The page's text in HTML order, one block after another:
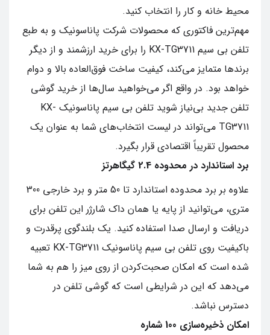
محیط خانه و کار را انتخاب کنید.
مهم‌ترین فاکتوری که محصولات شرکت پاناسونیک و به طبع
تلفن بی‌ سیم KX-TG3711 را برای خرید ارزشمند و از دیگر
برندها متمایز می‌کند، کیفیت ساخت فوق‌العاده بالا و دوام
خواهد بود. در واقع اگر می‌خواهید سال‌ها از خرید گوشی
تلفن جدید بی‌نیاز شوید تلفن بی‌ سیم پاناسونیک KX-
TG3711 می‌تواند در لیست انتخاب‌های شما به‌ عنوان یک
محصول تقریباً اقتصادی قرار بگیرد.
برد استاندارد در محدوده 2.4 گیگاهرتز
علاوه بر برد محدوده استاندارد تا 50 متر و برد خارجی 300
متری، می‌توانید از پایه یا همان داک شارژر این تلفن برای
دریافت و ارسال صدا استفاده کنید. یک بلندگوی پرقدرت و
باکیفیت روی تلفن بی‌ سیم پاناسونیک KX-TG3711 تعبیه
شده است که امکان صحبت‌کردن از روی میز را هم به شما
می‌دهد که این در شرایطی است که گوشی تلفن در
دسترس نباشد.
امکان ذخیره‌سازی 100 شماره